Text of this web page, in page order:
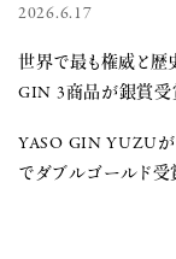
2026.6.17
世界で最も権威と歴
GIN 3商品が銀賞受
YASO GIN YUZUが
でダブルゴールド受